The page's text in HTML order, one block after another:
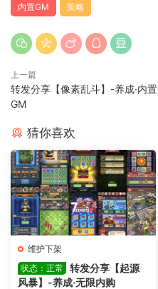
内置GM 策略
上一篇
转发分享【像素乱斗】-养成·内置
GM
猜你喜欢
维护下架
状态：正常
转发分享【起源
风暴】-养成·无限内购